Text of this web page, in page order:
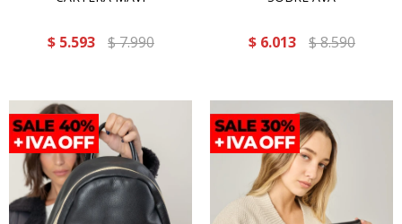
$ 5.593 $7.990 $ 6.013 $8.590